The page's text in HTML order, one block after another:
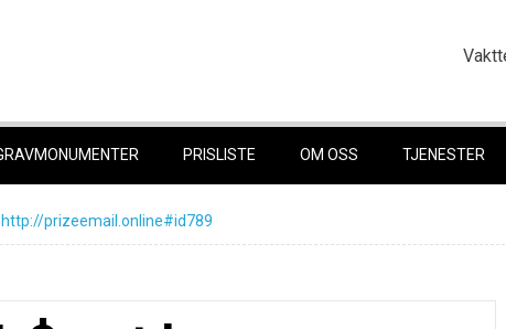
PRISLISTE OM OSS TJENESTER
prizeemail.online#id789